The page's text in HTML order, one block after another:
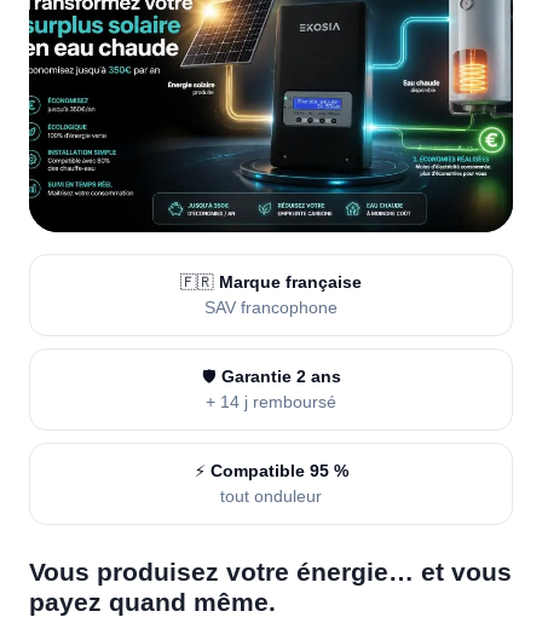
🇫🇷 Marque française
SAV francophone
🛡️ Garantie 2 ans
+ 14 j remboursé
⚡ Compatible 95 %
tout onduleur
Vous produisez votre énergie… et vous
payez quand même.